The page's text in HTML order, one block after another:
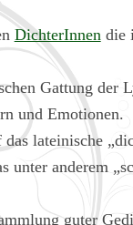
DichterInnendie
Gattung der
und Emotionen.
lateinische
unter anderem
guter